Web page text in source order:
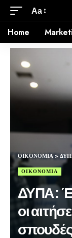
Aa
Home
ΟΙΚΟΝΟΜΙΑ>ΔΥΠΑ:
ΟΙΚΟΝΟΜΙΑ
ΔΥΠΑ:
οι